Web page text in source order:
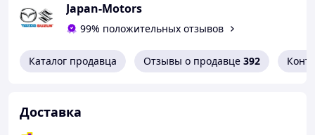
Japan-Motors
99% положительных отзывов
Каталог продавца Отзывы о продавце 392
Доставка